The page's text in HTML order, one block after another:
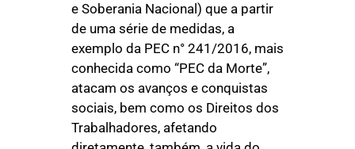
e Soberania Nacional) que a partir
de uma série de medidas, a
exemplo da PEC n° 241/2016, mais
conhecida como “PEC da Morte”,
atacam os avanços e conquistas
sociais, bem como os Direitos dos
Trabalhadores, afetando